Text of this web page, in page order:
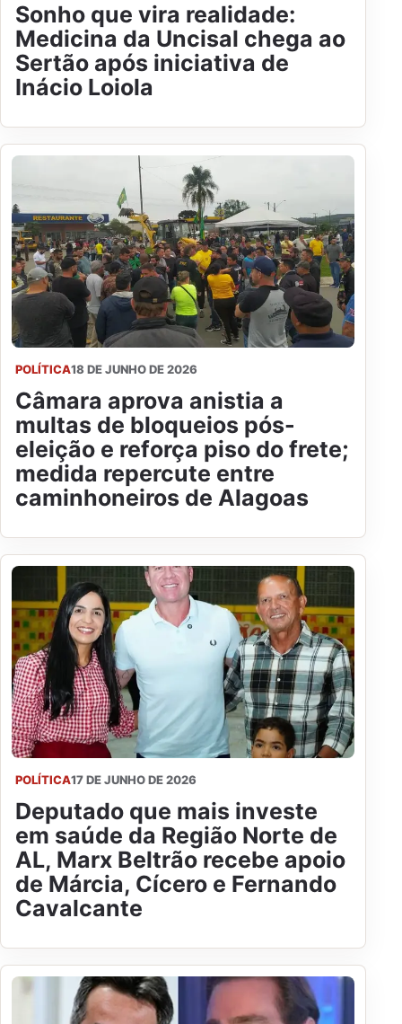
Sonho que vira realidade:
Medicina da Uncisal chega ao
Sertão após iniciativa de
Inácio Loiola
POLÍTICA18 DE JUNHO DE 2026
Câmara aprova anistia a
multas de bloqueios pós-
eleição e reforça piso do frete;
medida repercute entre
caminhoneiros de Alagoas
POLÍTICA17 DE JUNHO DE 2026
Deputado que mais investe
em saúde da Região Norte de
AL, Marx Beltrão recebe apoio
de Márcia, Cícero e Fernando
Cavalcante